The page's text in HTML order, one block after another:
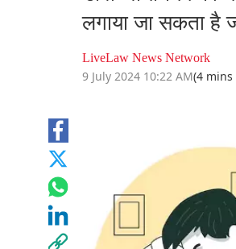
लगाया जा सकता है
LiveLaw News Network
9 July 2024 10:22 AM(4 mins